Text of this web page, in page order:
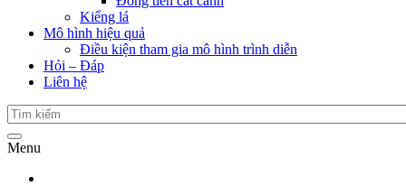
Kiểng lá
Mô hình hiệu quả
Điều kiện tham gia mô hình trình diễn
Hỏi – Đáp
Liên hệ
Menu